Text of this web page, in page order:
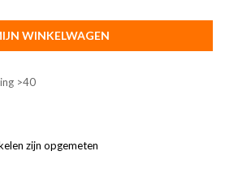
WINKELWAGEN
>40
zijn opgemeten